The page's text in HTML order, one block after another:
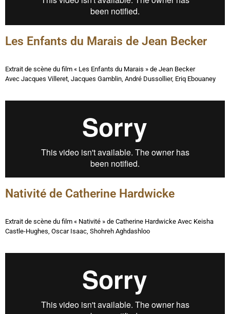
Les Enfants du Marais de Jean Becker
Extrait de scène du film « Les Enfants du Marais » de Jean Becker
Avec Jacques Villeret, Jacques Gamblin, André Dussollier, Eriq Ebouaney
Nativité de Catherine Hardwicke
Extrait de scène du film « Nativité » de Catherine Hardwicke Avec Keisha
Castle-Hughes, Oscar Isaac, Shohreh Aghdashloo